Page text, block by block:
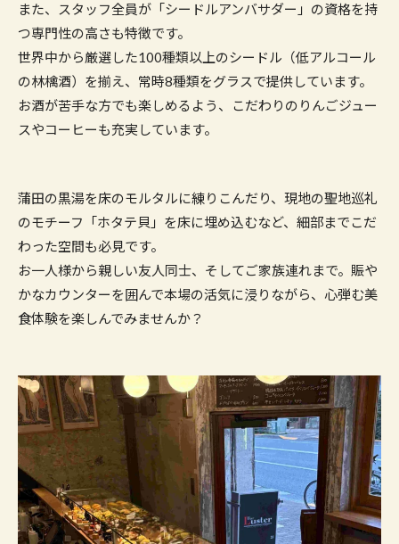
また、スタッフ全員が「シードルアンバサダー」の資格を持
つ専門性の高さも特徴です。
世界中から厳選した100種類以上のシードル（低アルコール
の林檎酒）を揃え、常時8種類をグラスで提供しています。
お酒が苦手な方でも楽しめるよう、こだわりのりんごジュー
スやコーヒーも充実しています。
蒲田の黒湯を床のモルタルに練りこんだり、現地の聖地巡礼
のモチーフ「ホタテ貝」を床に埋め込むなど、細部までこだ
わった空間も必見です。
お一人様から親しい友人同士、そしてご家族連れまで。賑や
かなカウンターを囲んで本場の活気に浸りながら、心弾む美
食体験を楽しんでみませんか？